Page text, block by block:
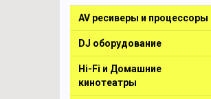
AV ресиверы и процессоры
DJ оборудование
Hi-Fi и Домашние
кинотеатры